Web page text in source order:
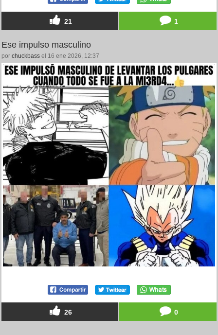
21 1
Ese impulso masculino
por chuckbass el 16 ene 2026, 12:37
26 0